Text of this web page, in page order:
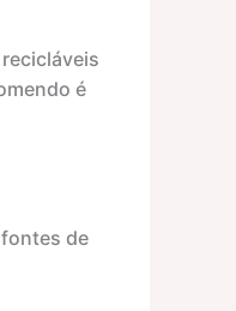
é
de